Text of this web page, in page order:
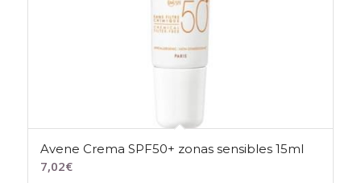
Avene Crema SPF50+ zonas sensibles 15ml
7,02€